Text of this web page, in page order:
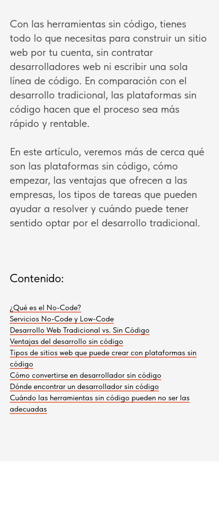
Con las herramientas sin código, tienes
todo lo que necesitas para construir un sitio
web por tu cuenta, sin contratar
desarrolladores web ni escribir una sola
línea de código. En comparación con el
desarrollo tradicional, las plataformas sin
código hacen que el proceso sea más
rápido y rentable.
En este artículo, veremos más de cerca qué
son las plataformas sin código, cómo
empezar, las ventajas que ofrecen a las
empresas, los tipos de tareas que pueden
ayudar a resolver y cuándo puede tener
sentido optar por el desarrollo tradicional.
Contenido:
¿Qué es el No-Code?
Servicios No-Code y Low-Code
Desarrollo Web Tradicional vs. Sin Código
Ventajas del desarrollo sin código
Tipos de sitios web que puede crear con plataformas sin
código
Cómo convertirse en desarrollador sin código
Dónde encontrar un desarrollador sin código
Cuándo las herramientas sin código pueden no ser las
adecuadas